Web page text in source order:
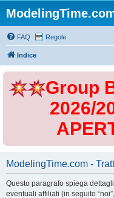
FAQ Regole
Indice
Group
2026/
ModelingTime.com -
Questo paragrafo spiega
eventuali affiliati (in seguito